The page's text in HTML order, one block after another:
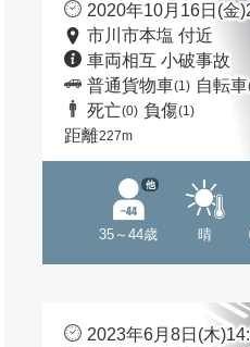
2020年10月16日(金
市川市本塩 付近
車両相互 小破事故
普通貨物車(1) 自転車
死亡(0) 負傷(1)
距離227m
35～44歳
他
晴
2023年6月8日(木